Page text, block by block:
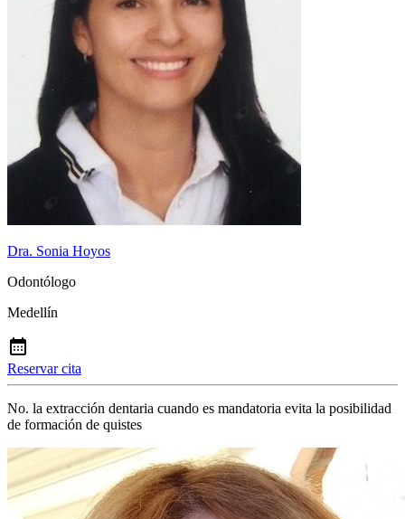
Dra. Sonia Hoyos
Odontólogo
Medellín
Reservar cita
No. la extracción dentaria cuando es mandatoria evita la posibilidad
de formación de quistes